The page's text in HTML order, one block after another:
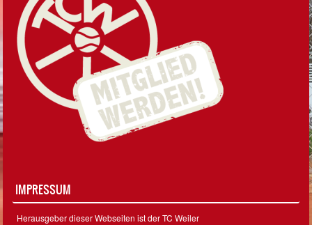
IMPRESSUM
Herausgeber dieser Webseiten ist der TC Weiler